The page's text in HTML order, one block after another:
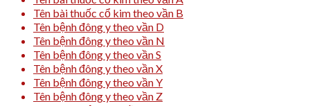
Tên bài thuốc cổ kim theo vần B
Tên bệnh đông y theo vần D
Tên bệnh đông y theo vần N
Tên bệnh đông y theo vần S
Tên bệnh đông y theo vần X
Tên bệnh đông y theo vần Y
Tên bệnh đông y theo vần Z